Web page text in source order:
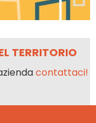
TERRITORIO
contattaci!